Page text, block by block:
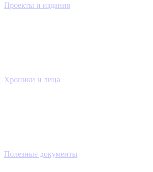
Проекты и издания
Хроники и лица
Полезные документы